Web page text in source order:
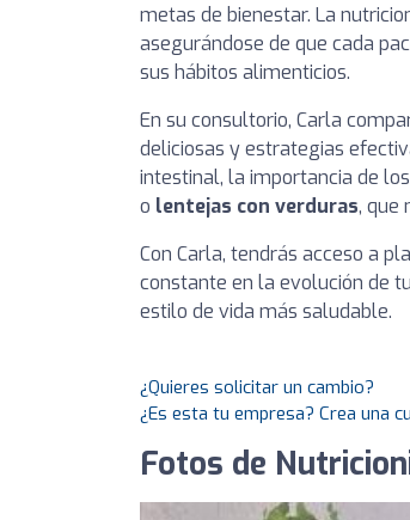
metas de bienestar. La
asegurándose de que cada
sus hábitos alimenticios.
En su consultorio, Carla
deliciosas y estrategias
intestinal, la importancia de
o lentejas con verduras, que
Con Carla, tendrás acceso a
constante en la evolución de
estilo de vida más saludable.
¿Quieres solicitar un cambio?
¿Es esta tu empresa? Crea una
Fotos de